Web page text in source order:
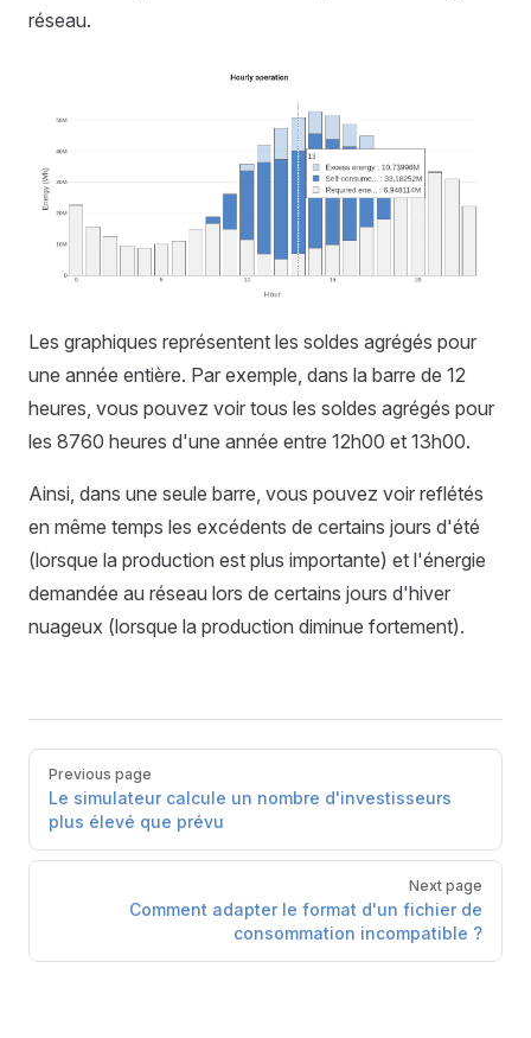
réseau.
Les graphiques représentent les soldes agrégés pour
une année entière. Par exemple, dans la barre de 12
heures, vous pouvez voir tous les soldes agrégés pour
les 8760 heures d'une année entre 12h00 et 13h00.
Ainsi, dans une seule barre, vous pouvez voir reflétés
en même temps les excédents de certains jours d'été
(lorsque la production est plus importante) et l'énergie
demandée au réseau lors de certains jours d'hiver
nuageux (lorsque la production diminue fortement).
Pager
Previous page
Le simulateur calcule un nombre d'investisseurs
plus élevé que prévu
Next page
Comment adapter le format d'un fichier de
consommation incompatible ?